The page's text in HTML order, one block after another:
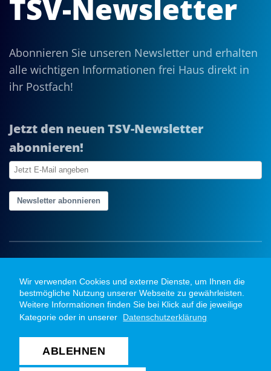
Wir verwenden Cookies und externe Dienste, um Ihnen die
bestmögliche Nutzung unserer Webseite zu gewährleisten.
Weitere Informationen finden Sie bei Klick auf die jeweilige
Kategorie oder in unserer
Datenschutzerklärung
ABLEHNEN
TSV-Newsletter
Abonnieren Sie unseren Newsletter und erhalten
alle wichtigen Informationen frei Haus direkt in
ihr Postfach!
Jetzt den neuen TSV-Newsletter
abonnieren!
Newsletter abonnieren
Copyright @ 2026 TSV Bayer Dormagen Handball